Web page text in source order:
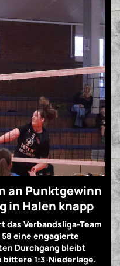
an Punktgewinn
in Halen knapp
Verbandsliga-Team
58 eine engagierte
Durchgang bleibt
bittere 1:3-Niederlage.